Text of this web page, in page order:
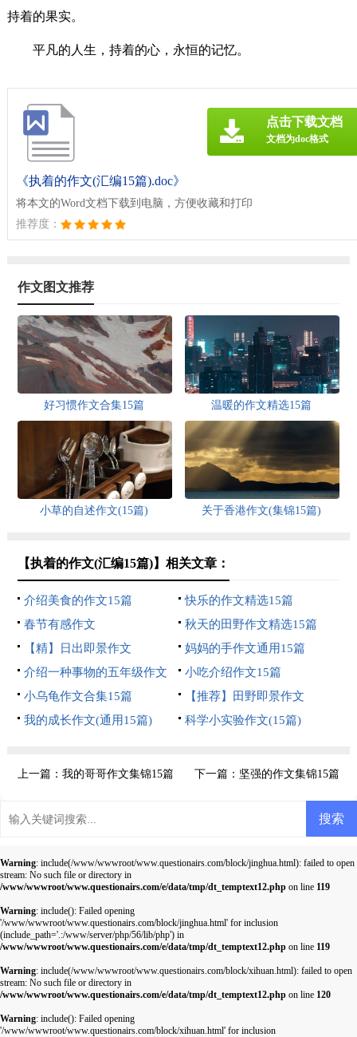
持着的果实。
平凡的人生，持着的心，永恒的记忆。
《执着的作文(汇编15篇).doc》
将本文的Word文档下载到电脑，方便收藏和打印
推荐度：
点击下载文档
文档为doc格式
作文图文推荐
好习惯作文合集15篇 温暖的作文精选15篇
小草的自述作文(15篇) 关于香港作文(集锦15篇)
【执着的作文(汇编15篇)】相关文章：
介绍美食的作文15篇
快乐的作文精选15篇
春节有感作文
秋天的田野作文精选15篇
【精】日出即景作文
妈妈的手作文通用15篇
介绍一种事物的五年级作文
15篇
小吃介绍作文15篇
小乌龟作文合集15篇
【推荐】田野即景作文
我的成长作文(通用15篇)
科学小实验作文(15篇)
上一篇： 我的哥哥作文集锦15篇 下一篇： 坚强的作文集锦15篇
Warning: include(/www/wwwroot/www.questionairs.com/block/jinghua.html): failed to open
stream: No such file or directory in
/www/wwwroot/www.questionairs.com/e/data/tmp/dt_temptext12.php on line 119
Warning: include(): Failed opening
'/www/wwwroot/www.questionairs.com/block/jinghua.html' for inclusion
(include_path='.:/www/server/php/56/lib/php') in
/www/wwwroot/www.questionairs.com/e/data/tmp/dt_temptext12.php on line 119
Warning: include(/www/wwwroot/www.questionairs.com/block/xihuan.html): failed to open
stream: No such file or directory in
/www/wwwroot/www.questionairs.com/e/data/tmp/dt_temptext12.php on line 120
Warning: include(): Failed opening
'/www/wwwroot/www.questionairs.com/block/xihuan.html' for inclusion